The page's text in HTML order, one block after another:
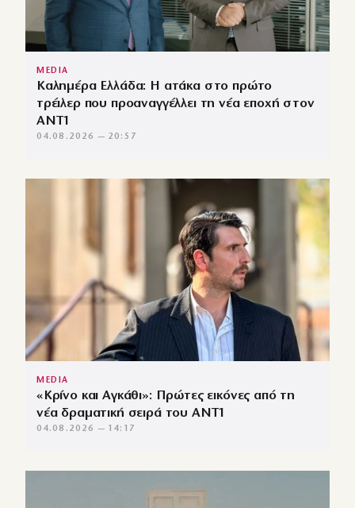
MEDIA
Καλημέρα Ελλάδα: Η ατάκα στο πρώτο
τρέιλερ που προαναγγέλλει τη νέα εποχή στον
ΑΝΤ1
04.08.2026 — 20:57
MEDIA
«Κρίνο και Αγκάθι»: Πρώτες εικόνες από τη
νέα δραματική σειρά του ANT1
04.08.2026 — 14:17